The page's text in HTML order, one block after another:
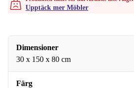
Upptäck mer Möbler
Dimensioner
30 x 150 x 80 cm
Färg